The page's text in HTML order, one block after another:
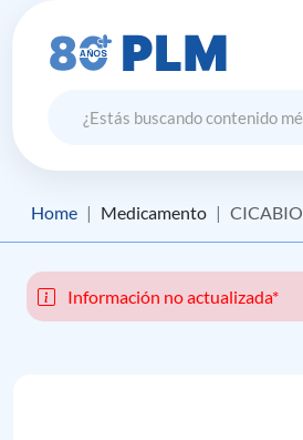
Home Medicamento CICABIO
Información no actualizada*